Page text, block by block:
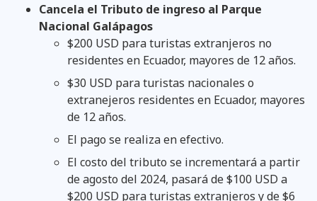
Cancela el Tributo de ingreso al Parque
Nacional Galápagos
$200 USD para turistas extranjeros no
residentes en Ecuador, mayores de 12 años.
$30 USD para turistas nacionales o
extranejeros residentes en Ecuador, mayores
de 12 años.
El pago se realiza en efectivo.
El costo del tributo se incrementará a partir
de agosto del 2024, pasará de $100 USD a
$200 USD para turistas extranjeros y de $6